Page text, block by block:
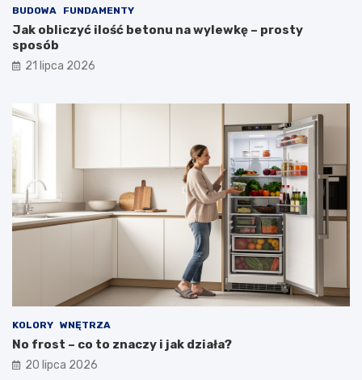
BUDOWA FUNDAMENTY
Jak obliczyć ilość betonu na wylewkę – prosty
sposób
21 lipca 2026
KOLORY WNĘTRZA
No frost – co to znaczy i jak działa?
20 lipca 2026